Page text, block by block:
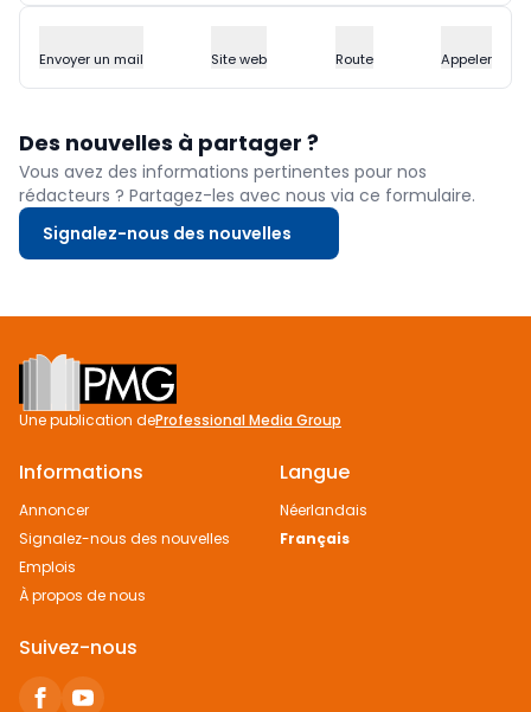
Envoyer un mail Site web Route Appeler
Des nouvelles à partager ?
Vous avez des informations pertinentes pour nos
rédacteurs ? Partagez-les avec nous via ce formulaire.
Signalez-nous des nouvelles
Footer
Une publication deProfessional Media Group
Informations
Annoncer
Signalez-nous des nouvelles
Emplois
À propos de nous
Langue
Néerlandais
Français
Suivez-nous